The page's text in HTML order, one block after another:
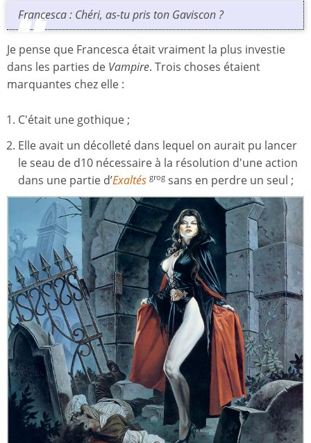
Francesca : Chéri, as-tu pris ton Gaviscon ?
Je pense que Francesca était vraiment la plus investie
dans les parties de Vampire. Trois choses étaient
marquantes chez elle :
C'était une gothique ;
Elle avait un décolleté dans lequel on aurait pu lancer
le seau de d10 nécessaire à la résolution d'une action
dans une partie d’Exaltés grog sans en perdre un seul ;